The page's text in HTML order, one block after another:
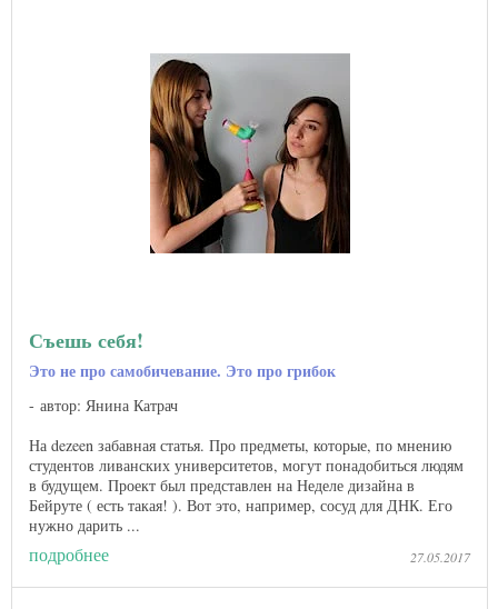
Съешь себя!
Это не про самобичевание. Это про грибок
автор: Янина Катрач
На dezeen забавная статья. Про предметы, которые, по мнению
студентов ливанских университетов, могут понадобиться людям
в будущем. Проект был представлен на Неделе дизайна в
Бейруте ( есть такая! ). Вот это, например, сосуд для ДНК. Его
нужно дарить ...
подробнее 27.05.2017